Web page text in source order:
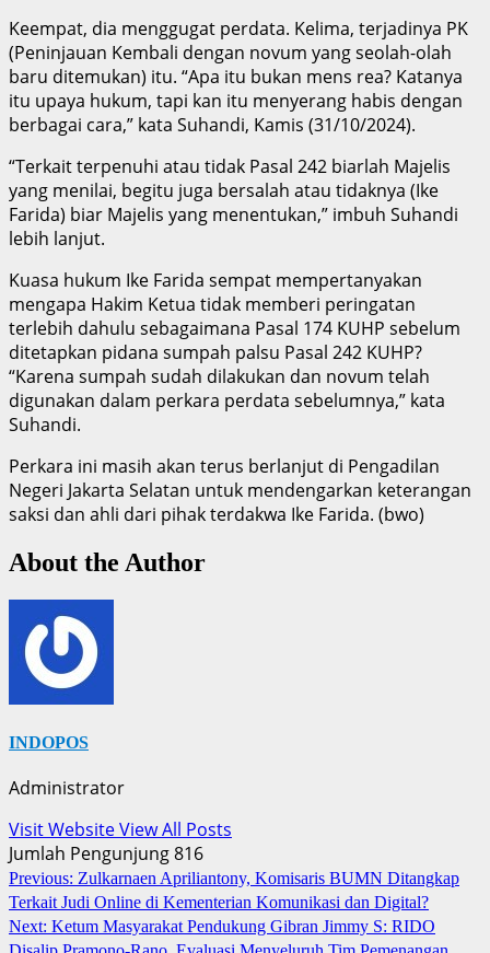
Keempat, dia menggugat perdata. Kelima, terjadinya PK
(Peninjauan Kembali dengan novum yang seolah-olah
baru ditemukan) itu. “Apa itu bukan mens rea? Katanya
itu upaya hukum, tapi kan itu menyerang habis dengan
berbagai cara,” kata Suhandi, Kamis (31/10/2024).
“Terkait terpenuhi atau tidak Pasal 242 biarlah Majelis
yang menilai, begitu juga bersalah atau tidaknya (Ike
Farida) biar Majelis yang menentukan,” imbuh Suhandi
lebih lanjut.
Kuasa hukum Ike Farida sempat mempertanyakan
mengapa Hakim Ketua tidak memberi peringatan
terlebih dahulu sebagaimana Pasal 174 KUHP sebelum
ditetapkan pidana sumpah palsu Pasal 242 KUHP?
“Karena sumpah sudah dilakukan dan novum telah
digunakan dalam perkara perdata sebelumnya,” kata
Suhandi.
Perkara ini masih akan terus berlanjut di Pengadilan
Negeri Jakarta Selatan untuk mendengarkan keterangan
saksi dan ahli dari pihak terdakwa Ike Farida. (bwo)
About the Author
INDOPOS
Administrator
Visit WebsiteView All Posts
Jumlah Pengunjung816
Post
navigation
Previous: Zulkarnaen Apriliantony, Komisaris BUMN Ditangkap
Terkait Judi Online di Kementerian Komunikasi dan Digital?
Next: Ketum Masyarakat Pendukung Gibran Jimmy S: RIDO